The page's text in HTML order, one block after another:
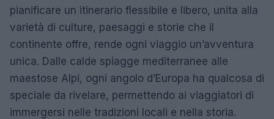
pianificare un itinerario flessibile e libero, unita alla
varietà di culture, paesaggi e storie che il
continente offre, rende ogni viaggio un’avventura
unica. Dalle calde spiagge mediterranee alle
maestose Alpi, ogni angolo d’Europa ha qualcosa di
speciale da rivelare, permettendo ai viaggiatori di
immergersi nelle tradizioni locali e nella storia.